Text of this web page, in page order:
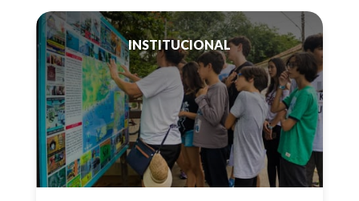
INSTITUCIONAL